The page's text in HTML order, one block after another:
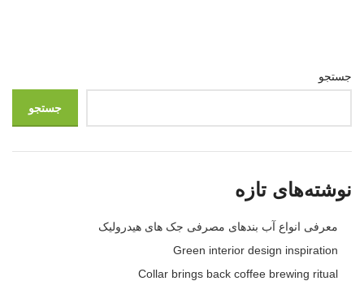
جستجو
جستجو
نوشته‌های تازه
معرفی انواع آب بندهای مصرفی جک های هیدرولیک
Green interior design inspiration
Collar brings back coffee brewing ritual